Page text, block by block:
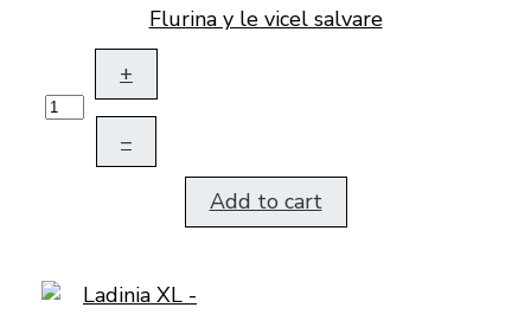
Flurina y le vicel salvare
+
–
Add to cart